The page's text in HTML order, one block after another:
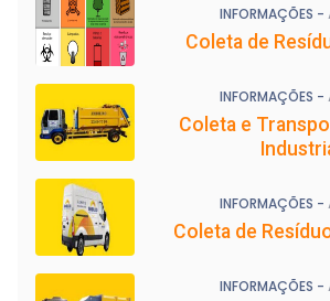
INFORMAÇÕES -
Coleta de
INFORMAÇÕES -
Coleta e
INFORMAÇÕES -
Coleta de
INFORMAÇÕES -